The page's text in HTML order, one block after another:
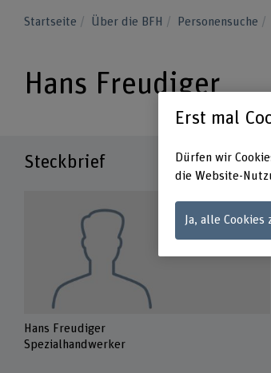
Startseite Über die BFH Personensuche
Hans Freudiger
Steckbrief
Hans Freudiger
Spezialhandwerker
Erst mal
Dürfen wir
die Website-
Ja, alle Cookies